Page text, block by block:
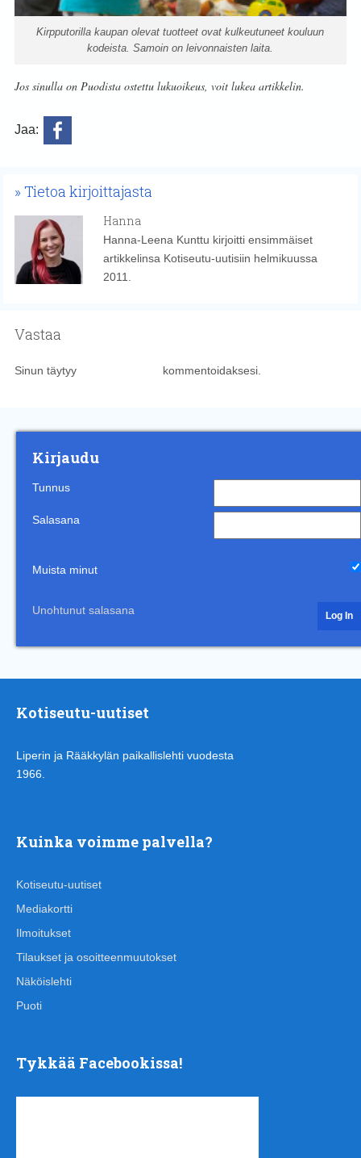
Kirpputorilla kaupan olevat tuotteet ovat kulkeutuneet kouluun
kodeista. Samoin on leivonnaisten laita.
Jos sinulla on Puodista ostettu lukuoikeus, voit lukea artikkelin.
Jaa:
Tietoa kirjoittajasta
Hanna
Hanna-Leena Kunttu kirjoitti ensimmäiset
artikkelinsa Kotiseutu-uutisiin helmikuussa
2011.
Vastaa
Sinun täytyy kommentoidaksesi.
Kirjaudu
Tunnus
Salasana
Muista minut
Unohtunut salasana
Kotiseutu-uutiset
Liperin ja Rääkkylän paikallislehti vuodesta
1966.
Kuinka voimme palvella?
Kotiseutu-uutiset
Mediakortti
Ilmoitukset
Tilaukset ja osoitteenmuutokset
Näköislehti
Puoti
Tykkää Facebookissa!